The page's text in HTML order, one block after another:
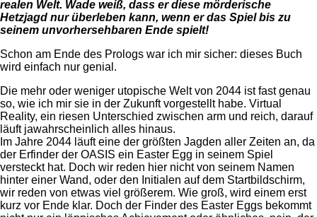
realen Welt. Wade weiß, dass er diese mörderische
Hetzjagd nur überleben kann, wenn er das Spiel bis zu
seinem unvorhersehbaren Ende spielt!
Schon am Ende des Prologs war ich mir sicher: dieses Buch
wird einfach nur genial.
Die mehr oder weniger utopische Welt von 2044 ist fast genau
so, wie ich mir sie in der Zukunft vorgestellt habe. Virtual
Reality, ein riesen Unterschied zwischen arm und reich, darauf
läuft jawahrscheinlich alles hinaus.
Im Jahre 2044 läuft eine der größten Jagden aller Zeiten an, da
der Erfinder der OASIS ein Easter Egg in seinem Spiel
versteckt hat. Doch wir reden hier nicht von seinem Namen
hinter einer Wand, oder den Initialen auf dem Startbildschirm,
wir reden von etwas viel größerem. Wie groß, wird einem erst
kurz vor Ende klar. Doch der Finder des Easter Eggs bekommt